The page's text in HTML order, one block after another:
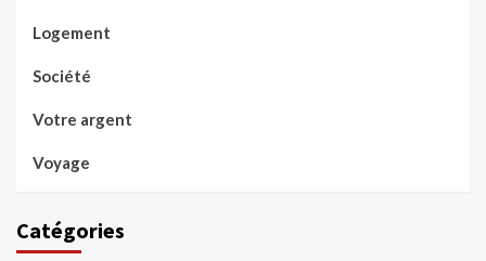
Logement
Société
Votre argent
Voyage
Catégories